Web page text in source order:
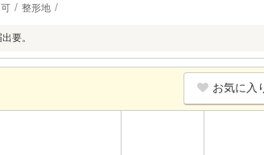
整形地
要。
お気に入